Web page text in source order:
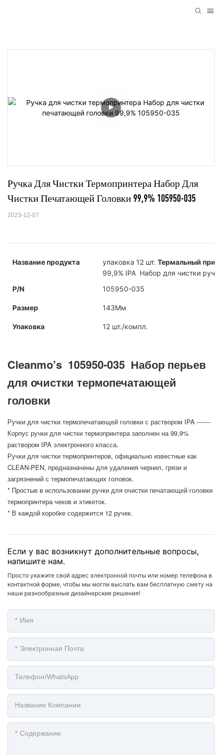
Ручка Для Чистки Термопринтера Набор Для
Чистки Печатающей Головки 99,9% 105950-035
2023-12-07
Название продукта упаковка 12 шт. Термальный
99,9% IPA Набор для чистки
P/N
105950-035
Размер 143Мм
Упаковка 12 шт./компл.
Cleanmo’s 105950-035 Набор перьев
для очистки термопечатающей
головки
Ручки для чистки термопечатающей головки с раствором IPA -------
Корпус ручки для чистки термопринтера заполнен на 99,9%
раствором IPA электронного класса.
Ручки для чистки термопринтеров, официально известные как
CLEAN-PEN, предназначены для удаления чернил, грязи и
загрязнений с термопечатающих головок.
* Простые в использовании ручки для очистки печатающей головки
термопринтера чеков и этикеток.
* В каждой коробке содержится 12 ручек.
Если у вас возникнут дополнительные вопросы,
напишите нам.
Просто укажите свой адрес электронной почты или номер телефона в
контактной форме, чтобы мы могли выслать вам бесплатную смету на
наши разнообразные дизайнерские решения!
Имя
Электронная Почта
Телефон/WhatsApp
Название Компании
Содержание